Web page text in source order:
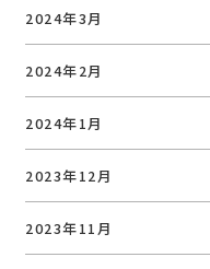
2024年3月
2024年2月
2024年1月
2023年12月
2023年11月